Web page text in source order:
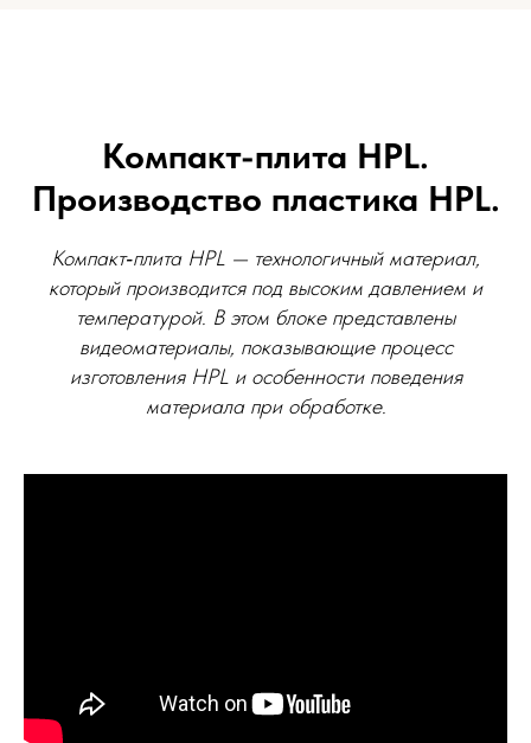
Компакт-плита HPL.
Производство пластика HPL.
Компакт‑плита HPL — технологичный материал,
который производится под высоким давлением и
температурой. В этом блоке представлены
видеоматериалы, показывающие процесс
изготовления HPL и особенности поведения
материала при обработке.